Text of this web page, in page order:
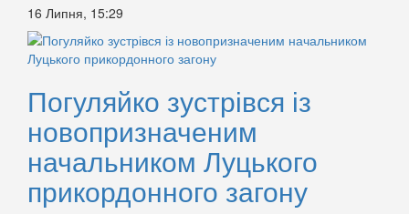
16 Липня, 15:29
Погуляйко зустрівся із
новопризначеним
начальником Луцького
прикордонного загону